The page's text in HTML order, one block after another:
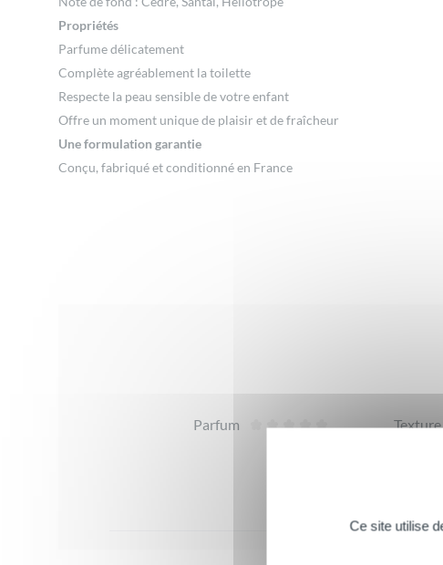
Propriétés
Parfume délicatement
Complète agréablement la toilette
Respecte la peau sensible de votre enfant
Offre un moment unique de plaisir et de fraîcheur
Une formulation garantie
Conçu, fabriqué et conditionné en France
Parfum Texture
Ce site utilise